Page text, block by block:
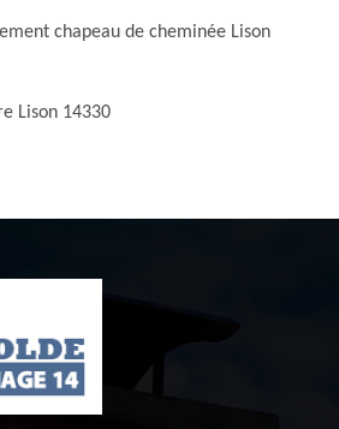
chapeau de cheminée Lison
Lison 14330